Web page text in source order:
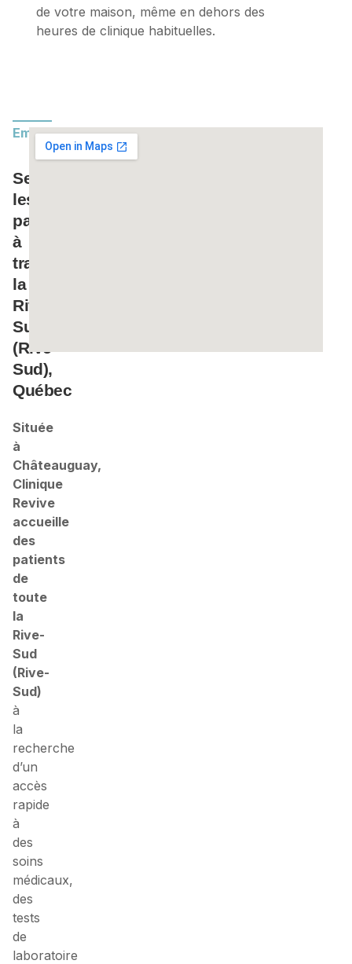
de votre maison, même en dehors des
heures de clinique habituelles.
Emplacement
Servir
les
patients
à
travers
la
Rive-
Sud
(Rive-
Sud),
Québec
Située
à
Châteauguay,
Clinique
Revive
accueille
des
patients
de
toute
la
Rive-
Sud
(Rive-
Sud)
à
la
recherche
d’un
accès
rapide
à
des
soins
médicaux,
des
tests
de
laboratoire